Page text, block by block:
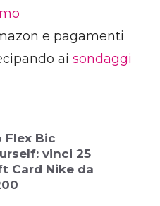
e pagamenti
ai sondaggi
Flex Bic
vinci 25
Card Nike da